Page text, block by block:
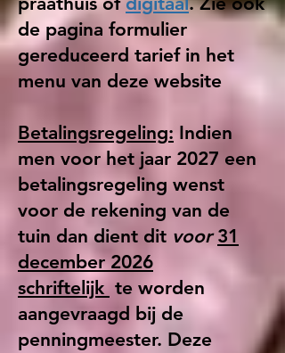
de pagina formulier
gereduceerd tarief in het
menu van deze website
Betalingsregeling: Indien
men voor het jaar 2027 een
betalingsregeling wenst
voor de rekening van de
tuin dan dient dit voor 31
december 2026
schriftelijk te worden
aangevraagd bij de
penningmeester. Deze